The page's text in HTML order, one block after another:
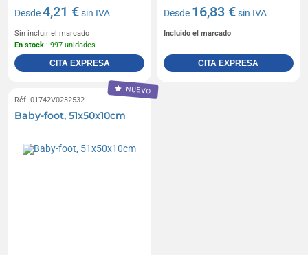
Desde4,21 €sin IVA
Sin incluir el marcado
En stock : 997 unidades
CITA EXPRESA
Desde 16,83 €sin IVA
Incluido el marcado
CITA EXPRESA
NUEVO
Réf. 01742V0232532
Baby-foot, 51x50x10cm